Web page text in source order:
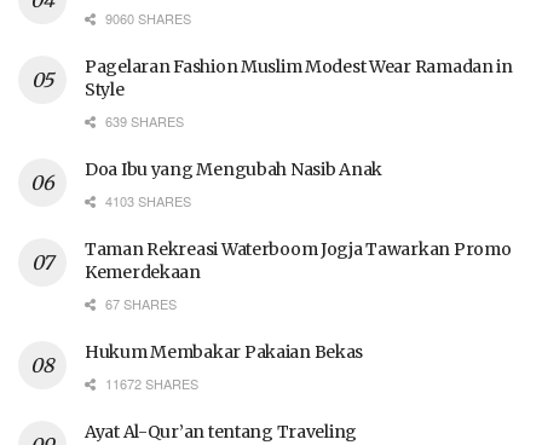
9060 SHARES
Pagelaran Fashion Muslim Modest Wear Ramadan in
Style
639 SHARES
Doa Ibu yang Mengubah Nasib Anak
4103 SHARES
Taman Rekreasi Waterboom Jogja Tawarkan Promo
Kemerdekaan
67 SHARES
Hukum Membakar Pakaian Bekas
11672 SHARES
Ayat Al-Qur’an tentang Traveling